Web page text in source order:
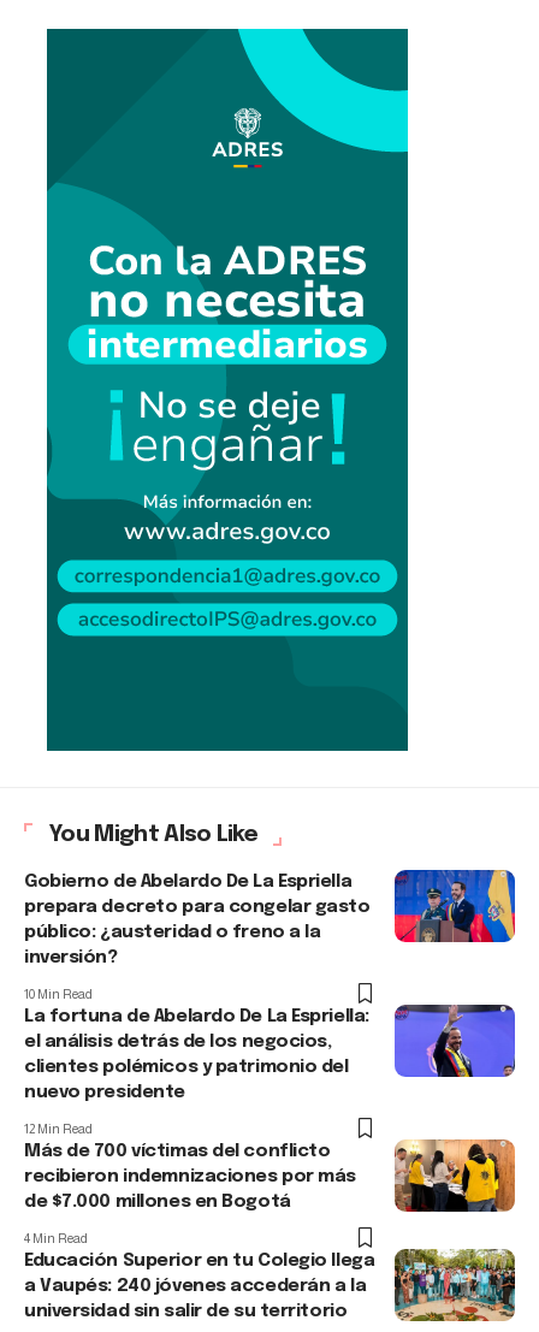
You Might Also Like
Gobierno de Abelardo De La Espriella
prepara decreto para congelar gasto
público: ¿austeridad o freno a la
inversión?
10 Min Read
La fortuna de Abelardo De La Espriella:
el análisis detrás de los negocios,
clientes polémicos y patrimonio del
nuevo presidente
12 Min Read
Más de 700 víctimas del conflicto
recibieron indemnizaciones por más
de $7.000 millones en Bogotá
4 Min Read
Educación Superior en tu Colegio llega
a Vaupés: 240 jóvenes accederán a la
universidad sin salir de su territorio